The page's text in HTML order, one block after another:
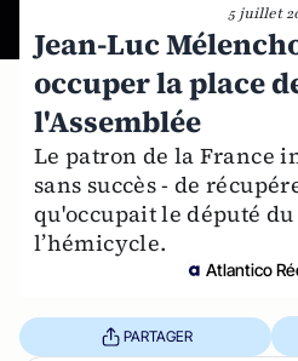
5 juillet
Jean-Luc
occuper la place
l'Assemblée
Le patron de la France
sans succès - de
qu'occupait le député
l’hémicycle.
Atlantico
PARTAGER